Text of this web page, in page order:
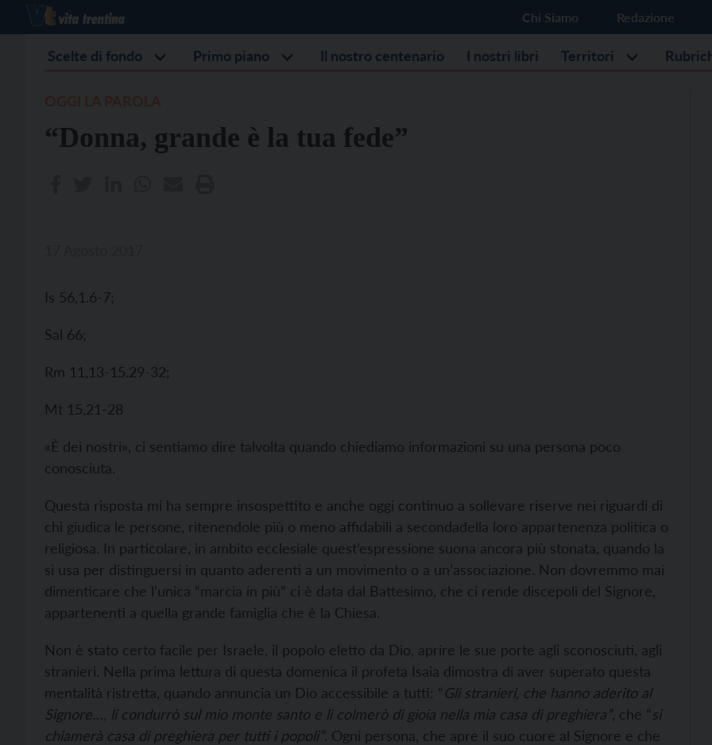
Chi Siamo Redazione
Scelte di fondo Primo piano Il nostro centenario I nostri libri Territori
“Donna, grande è la tua fede”
Is 56,1.6-7;
Sal 66;
Rm 11,13-15.29-32;
Mt 15,21-28
«È dei nostri», ci sentiamo dire talvolta quando chiediamo informazioni su una persona poco
conosciuta.
Questa risposta mi ha sempre insospettito e anche oggi continuo a sollevare riserve nei riguardi di
chi giudica le persone, ritenendole più o meno affidabili a secondadella loro appartenenza politica o
religiosa. In particolare, in ambito ecclesiale quest’espressione suona ancora più stonata, quando la
si usa per distinguersi in quanto aderenti a un movimento o a un’associazione. Non dovremmo mai
dimenticare che l’unica “marcia in più” ci è data dal Battesimo, che ci rende discepoli del Signore,
appartenenti a quella grande famiglia che è la Chiesa.
Non è stato certo facile per Israele, il popolo eletto da Dio, aprire le sue porte agli sconosciuti, agli
stranieri. Nella prima lettura di questa domenica il profeta Isaia dimostra di aver superato questa
mentalità ristretta, quando annuncia un Dio accessibile a tutti: “ Gli stranieri, che hanno aderito al
Signore…, li condurrò sul mio monte santo e li colmerò di gioia nella mia casa di preghiera”, che “ si
chiamerà casa di preghiera per tutti i popoli”. Ogni persona, che apre il suo cuore al Signore e che